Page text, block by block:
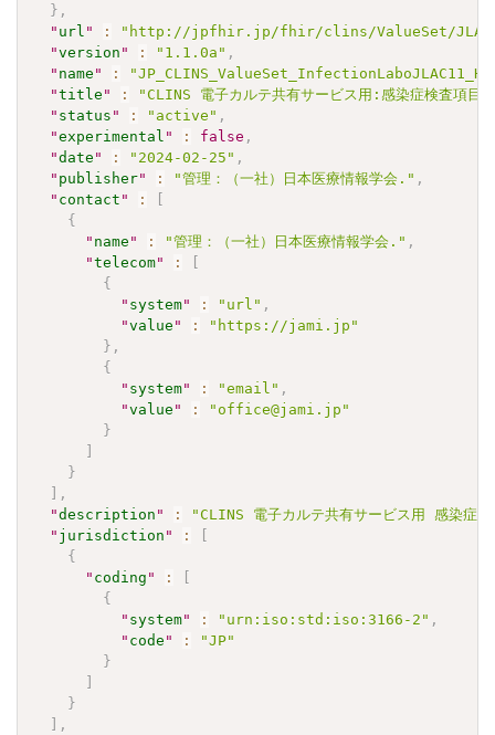
} ,
" url " :
"http://jpfhir.jp/fhir/clins/ValueSet/JLAC11/
"version " : "1.1.0a" ,
" name " :
"title " :
"CLINS 電子カルテ共有サービス用:感染症検査項
" status " : "active" ,
"experimental " : false ,
"date " : "2024-02-25" ,
" publisher" : "管理：（一社）日本医療情報学会." ,
" contact " :
{
" name " : "管理：（一社）日本医療情報学会." ,
"telecom" :
{
" system" : "url" ,
"value " :
"https://jami.jp"
} ,
{
" system" : "email" ,
"value " :
"office@jami.jp"
}
}
,
"description " :
"CLINS 電子カルテ共有サービス用 感染症
" jurisdiction " :
{
" coding " :
{
" system" : "urn:iso:std:iso:3166-2" ,
" code " :
"JP"
}
}
,